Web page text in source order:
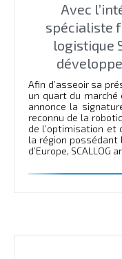
Avec
spécialiste
logistique
Afin d’asseoir sa
un quart du marché
annonce la
reconnu de la
de l’optimisation et
la région possédant
d’Europe, SCALLOG